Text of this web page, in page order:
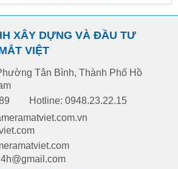
XÂY DỰNG VÀ ĐẦU TƯ
VIỆT
Tân Bình, Thành Phố Hồ
Hotline: 0948.23.22.15